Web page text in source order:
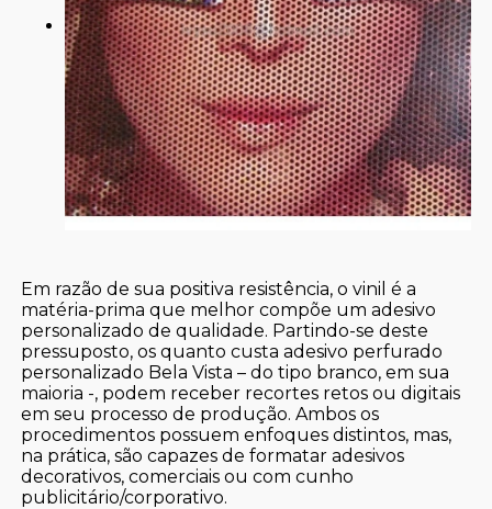
Em razão de sua positiva resistência, o vinil é a
matéria-prima que melhor compõe um adesivo
personalizado de qualidade. Partindo-se deste
pressuposto, os quanto custa adesivo perfurado
personalizado Bela Vista – do tipo branco, em sua
maioria -, podem receber recortes retos ou digitais
em seu processo de produção. Ambos os
procedimentos possuem enfoques distintos, mas,
na prática, são capazes de formatar adesivos
decorativos, comerciais ou com cunho
publicitário/corporativo.